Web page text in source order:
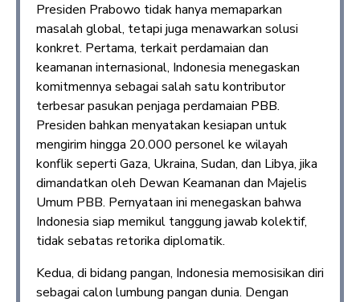
Presiden Prabowo tidak hanya memaparkan
masalah global, tetapi juga menawarkan solusi
konkret. Pertama, terkait perdamaian dan
keamanan internasional, Indonesia menegaskan
komitmennya sebagai salah satu kontributor
terbesar pasukan penjaga perdamaian PBB.
Presiden bahkan menyatakan kesiapan untuk
mengirim hingga 20.000 personel ke wilayah
konflik seperti Gaza, Ukraina, Sudan, dan Libya, jika
dimandatkan oleh Dewan Keamanan dan Majelis
Umum PBB. Pernyataan ini menegaskan bahwa
Indonesia siap memikul tanggung jawab kolektif,
tidak sebatas retorika diplomatik.
Kedua, di bidang pangan, Indonesia memosisikan diri
sebagai calon lumbung pangan dunia. Dengan